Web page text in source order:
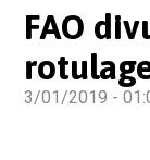
FAO
3/01/2019 -